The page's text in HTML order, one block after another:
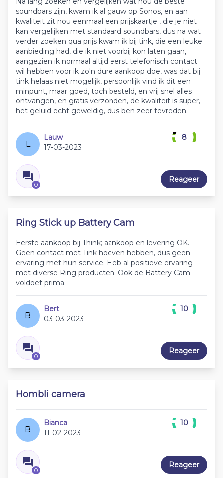
soundbars zijn, kwam ik al gauw op Sonos, en aan
kwaliteit zit nou eenmaal een prijskaartje , die je niet
kan vergelijken met standaard soundbars, dus na wat
verder zoeken qua prijs kwam ik bij tink, die een leuke
aanbieding had, die ik niet voorbij kon laten gaan,
aangezien ik normaal altijd eerst telefonisch contact
wil hebben voor ik zo'n dure aankoop doe, was dat bij
tink helaas niet mogelijk, persoonlijk vind ik dit een
minpunt, maar goed, toch besteld, en vrij snel alles
ontvangen, en gratis verzonden, de kwaliteit is super,
het geluid echt geweldig, dus ben zeer tevreden.
L
Lauw
17-03-2023
0
8
Reageer
Ring Stick up Battery Cam
Eerste aankoop bij Think; aankoop en levering OK.
Geen contact met Tink hoeven hebben, dus geen
ervaring met hun service. Heb al positieve ervaring
met diverse Ring producten. Ook de Battery Cam
voldoet prima.
B
Bert
03-03-2023
0
10
Reageer
Hombli camera
B
Bianca
11-02-2023
0
10
Reageer